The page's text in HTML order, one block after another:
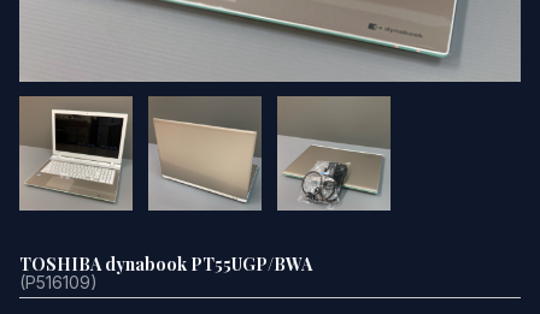
TOSHIBA dynabook PT55UGP/BWA
(P516109)